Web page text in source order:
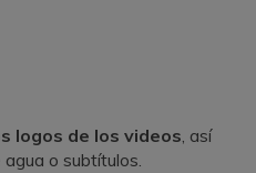
logos de los videos, así
o subtítulos.